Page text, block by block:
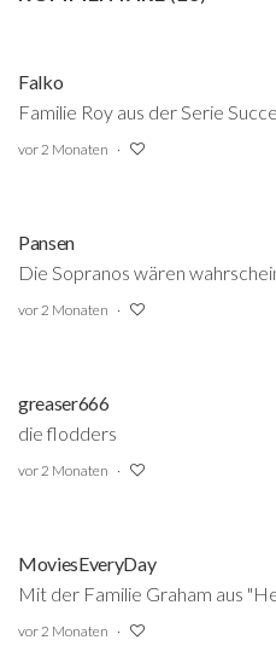
Falko
Familie Roy aus der Serie
vor 2 Monaten
Pansen
Die Sopranos wären
vor 2 Monaten
greaser666
die flodders
vor 2 Monaten
MoviesEveryDay
Mit der Familie Graham aus
vor 2 Monaten